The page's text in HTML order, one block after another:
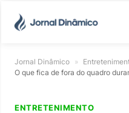
Jornal Dinâmico »
O que fica de fora do quadro
ENTRETENIMENTO